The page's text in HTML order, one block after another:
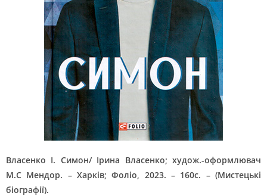
Власенко І. Симон/ Ірина Власенко; худож.-оформлювач
М.С Мендор. – Харків; Фоліо, 2023. – 160с. – (Мистецькі
біографії).